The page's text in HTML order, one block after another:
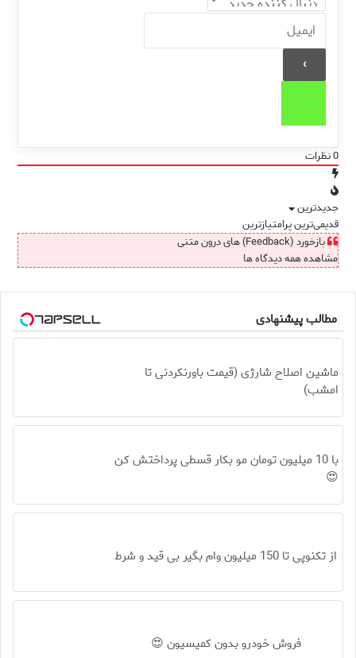
0نظرات
جدیدترین
قدیمی‌ترینپرامتیازترین
بازخورد (Feedback) های درون متنی
مشاهده همه دیدگاه ها
مطالب پیشنهادی
ماشین اصلاح شارژی (قیمت باورنکردنی تا
امشب)
با 10 میلیون تومان مو بکار قسطی پرداختش کن
😍
از تکنوپی تا 150 میلیون وام بگیر بی قید و شرط
فروش خودرو بدون کمیسیون 😍